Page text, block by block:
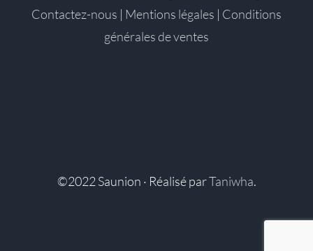
Contactez-nous | Mentions légales | Conditions
générales de ventes
©2022 Saunion · Réalisé parTaniwha.